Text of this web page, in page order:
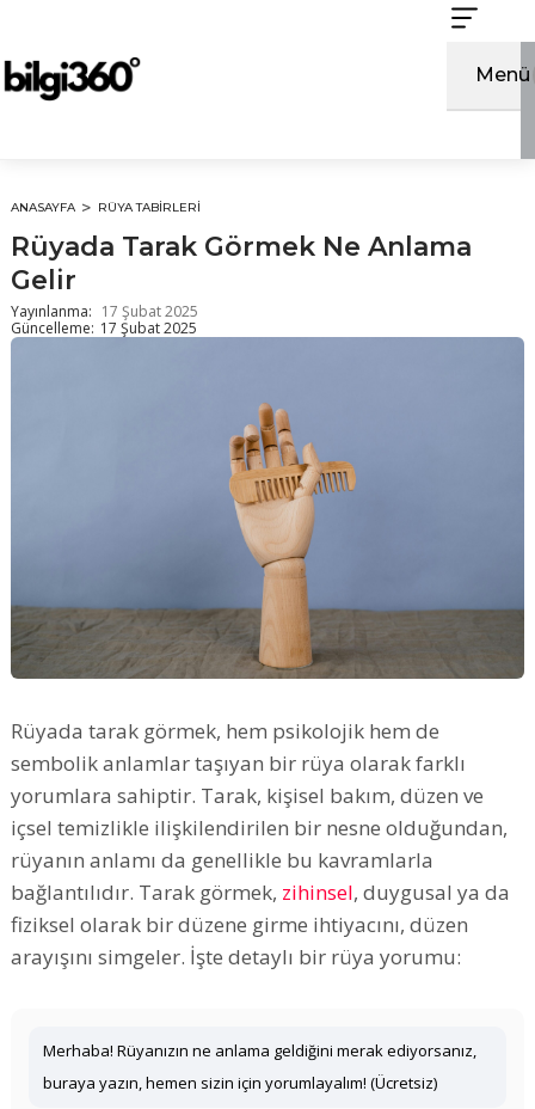
Menü
ANASAYFA RÜYA TABIRLERI
Rüyada Tarak Görmek Ne Anlama
Gelir
Yayınlanma: 17 Şubat 2025
Güncelleme: 17 Şubat 2025
Rüyada tarak görmek, hem psikolojik hem de
sembolik anlamlar taşıyan bir rüya olarak farklı
yorumlara sahiptir. Tarak, kişisel bakım, düzen ve
içsel temizlikle ilişkilendirilen bir nesne olduğundan,
rüyanın anlamı da genellikle bu kavramlarla
bağlantılıdır. Tarak görmek, zihinsel, duygusal ya da
fiziksel olarak bir düzene girme ihtiyacını, düzen
arayışını simgeler. İşte detaylı bir rüya yorumu:
Merhaba! Rüyanızın ne anlama geldiğini merak ediyorsanız,
buraya yazın, hemen sizin için yorumlayalım! (Ücretsiz)